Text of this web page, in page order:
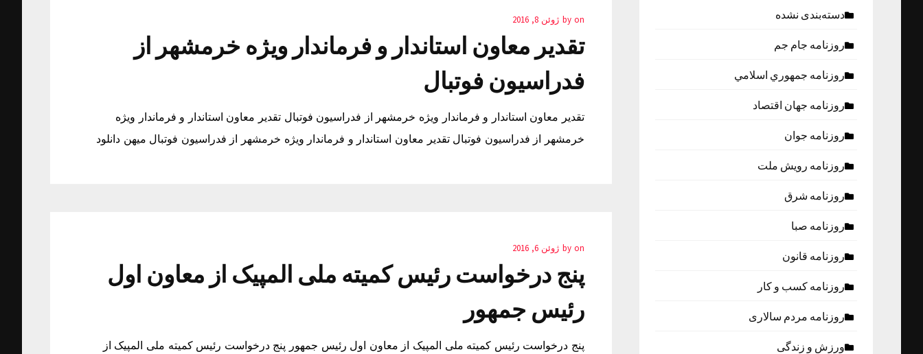
by on ژوئن 8, 2016
تقدیر معاون استاندار و فرماندار ویژه خرمشهر از
فدراسیون فوتبال
تقدیر معاون استاندار و فرماندار ویژه خرمشهر از فدراسیون فوتبال تقدیر معاون استاندار و فرماندار ویژه
خرمشهر از فدراسیون فوتبال تقدیر معاون استاندار و فرماندار ویژه خرمشهر از فدراسیون فوتبال میهن دانلود
by on ژوئن 6, 2016
پنج درخواست رئیس کمیته ملی المپیک از معاون اول
رئیس جمهور
پنج درخواست رئیس کمیته ملی المپیک از معاون اول رئیس جمهور پنج درخواست رئیس کمیته ملی المپیک از
دسته‌بندی نشده
روزنامه جام جم
روزنامه جمهوري اسلامي
روزنامه جهان اقتصاد
روزنامه جوان
روزنامه رویش ملت
روزنامه شرق
روزنامه صبا
روزنامه قانون
روزنامه كسب و كار
روزنامه مردم سالاری
ورزش و زندگی